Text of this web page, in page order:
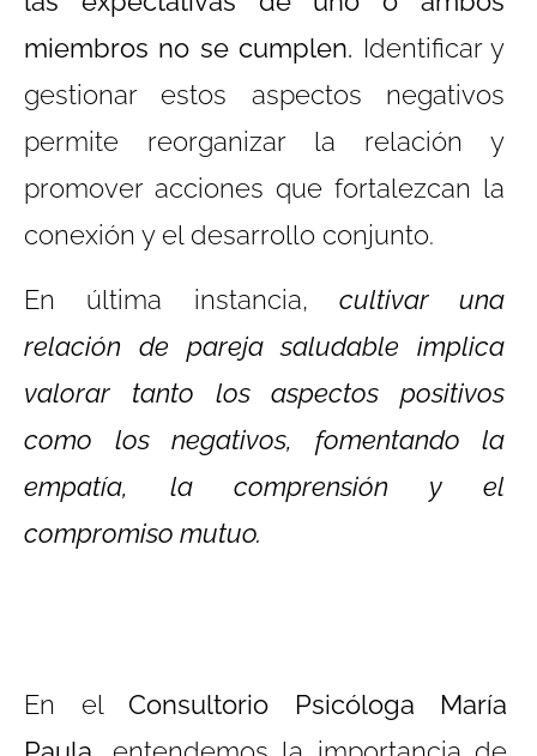
miembros no se cumplen. Identificar y
gestionar estos aspectos negativos
permite reorganizar la relación y
promover acciones que fortalezcan la
conexión y el desarrollo conjunto.
En última instancia, cultivar una
relación de pareja saludable implica
valorar tanto los aspectos positivos
como los negativos, fomentando la
empatía, la comprensión y el
compromiso mutuo.
En el Consultorio Psicóloga María